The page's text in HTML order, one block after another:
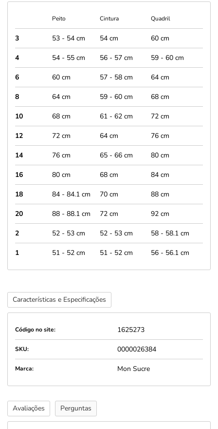
Peito Cintura Quadril
3 53 - 54 cm 54 cm 60 cm
4 54 - 55 cm 56 - 57 cm 59 - 60 cm
6 60 cm 57 - 58 cm 64 cm
8 64 cm 59 - 60 cm 68 cm
10 68 cm 61 - 62 cm 72 cm
12 72 cm 64 cm 76 cm
14 76 cm 65 - 66 cm 80 cm
16 80 cm 68 cm 84 cm
18 84 - 84.1 cm 70 cm 88 cm
20 88 - 88.1 cm 72 cm 92 cm
2 52 - 53 cm 52 - 53 cm 58 - 58.1 cm
1 51 - 52 cm 51 - 52 cm 56 - 56.1 cm
Características e Especificações
Código no site: 1625273
SKU: 0000026384
Marca: Mon Sucre
Avaliações Perguntas